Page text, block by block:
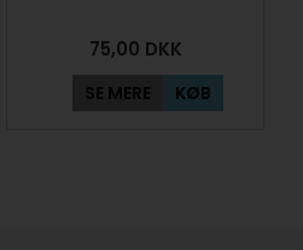
75,00 DKK
SE MERE KØB